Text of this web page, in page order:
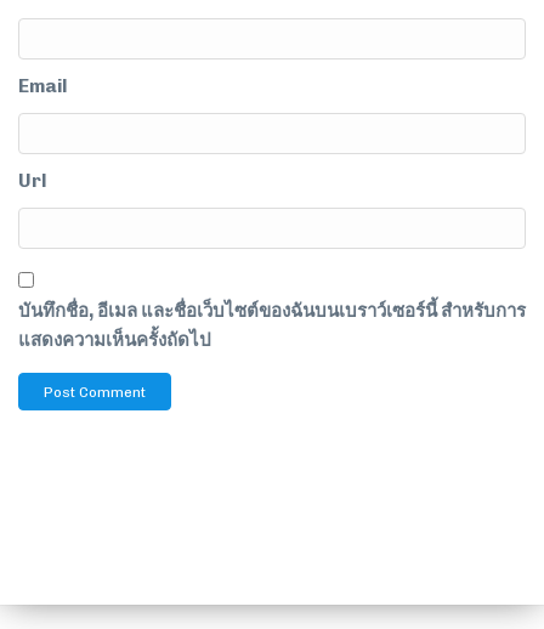
Email
Url
บันทึกชื่อ, อีเมล และชื่อเว็บไซต์ของฉันบนเบราว์เซอร์นี้ สำหรับการ
แสดงความเห็นครั้งถัดไป